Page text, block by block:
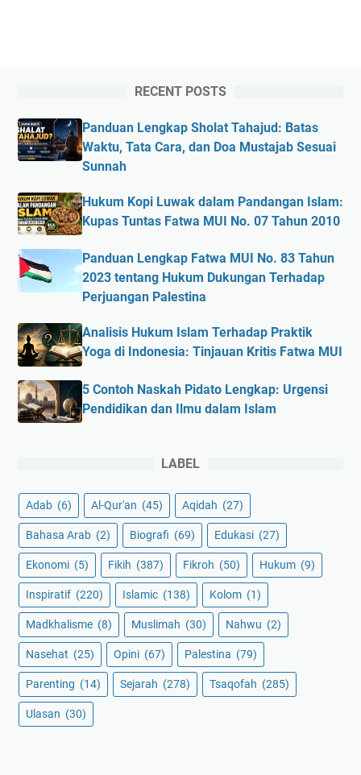
RECENT POSTS
Panduan Lengkap Sholat Tahajud: Batas
Waktu, Tata Cara, dan Doa Mustajab Sesuai
Sunnah
Hukum Kopi Luwak dalam Pandangan Islam:
Kupas Tuntas Fatwa MUI No. 07 Tahun 2010
Panduan Lengkap Fatwa MUI No. 83 Tahun
2023 tentang Hukum Dukungan Terhadap
Perjuangan Palestina
Analisis Hukum Islam Terhadap Praktik
Yoga di Indonesia: Tinjauan Kritis Fatwa MUI
5 Contoh Naskah Pidato Lengkap: Urgensi
Pendidikan dan Ilmu dalam Islam
LABEL
Adab (6) Al-Qur'an (45) Aqidah (27)
Bahasa Arab (2) Biografi (69) Edukasi (27)
Ekonomi (5) Fikih (387) Fikroh (50) Hukum (9)
Inspiratif (220) Islamic (138) Kolom (1)
Madkhalisme (8) Muslimah (30) Nahwu (2)
Nasehat (25) Opini (67) Palestina (79)
Parenting (14) Sejarah (278) Tsaqofah (285)
Ulasan (30)